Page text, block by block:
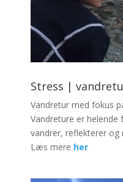
Stress |
Vandretur med fokus
Vandreture er
vandrer, reflekterer og
Læs mere her